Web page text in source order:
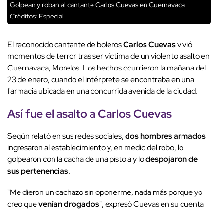
Golpean y roban al cantante Carlos Cuevas en Cuernavaca
Créditos: Especial
El reconocido cantante de bolerosCarlos Cuevasvivió
momentos de terror tras ser víctima de un violento asalto en
Cuernavaca, Morelos. Los hechos ocurrieron la mañana del
23 de enero, cuando el intérprete se encontraba en una
farmacia ubicada en una concurrida avenida de la ciudad.
Así fue el asalto a Carlos Cuevas
Según relató en sus redes sociales,dos hombres armados
ingresaron al establecimiento y, en medio del robo, lo
golpearon con la cacha de una pistola y lodespojaron de
sus pertenencias.
"Me dieron un cachazo sin oponerme, nada más porque yo
creo quevenían drogados", expresó Cuevas en su cuenta